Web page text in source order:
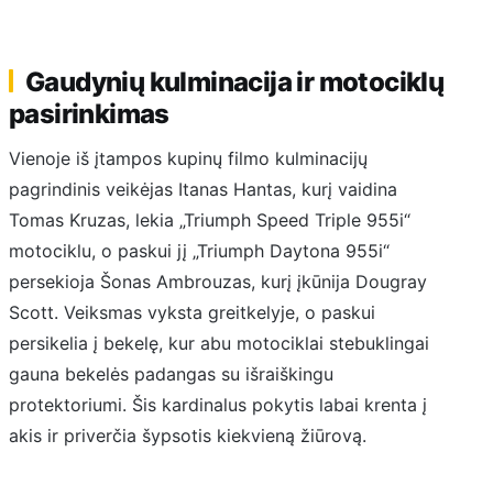
Gaudynių kulminacija ir motociklų
pasirinkimas
Vienoje iš įtampos kupinų filmo kulminacijų
pagrindinis veikėjas Itanas Hantas, kurį vaidina
Tomas Kruzas, lekia „Triumph Speed Triple 955i“
motociklu, o paskui jį „Triumph Daytona 955i“
persekioja Šonas Ambrouzas, kurį įkūnija Dougray
Scott. Veiksmas vyksta greitkelyje, o paskui
persikelia į bekelę, kur abu motociklai stebuklingai
gauna bekelės padangas su išraiškingu
protektoriumi. Šis kardinalus pokytis labai krenta į
akis ir priverčia šypsotis kiekvieną žiūrovą.